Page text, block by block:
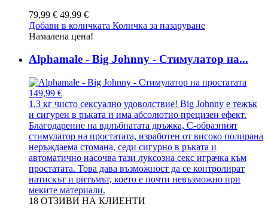
79,99 € 49,99 €
Добави в количката Количка за пазаруване
Намалена цена!
Alphamale - Big Johnny - Стимулатор на...
149,99 €
1,3 кг чисто сексуално удоволствие! Big Johnny е тежък
и сигурен в ръката и има абсолютно прецизен ефект.
Благодарение на вдлъбнатата дръжка, С-образният
стимулатор на простатата, изработен от високо полирана
неръждаема стомана, седи сигурно в ръката и
автоматично насочва тази луксозна секс играчка към
простатата. Това дава възможност да се контролират
натискът и ритъмът, което е почти невъзможно при
меките материали.
18 ОТЗИВИ НА КЛИЕНТИ